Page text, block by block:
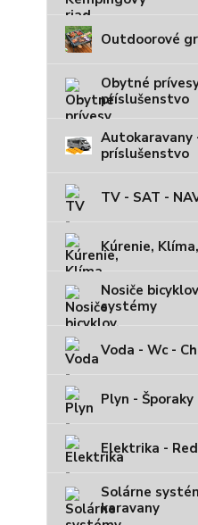
Outdoorové
Obytné
príslušenstvo
Autokaravany
príslušenstvo
TV - SAT -
Kúrenie,
Nosiče
systémy
Voda - Wc -
Plyn - Šporaky
Elektrika -
Solárne
karavany